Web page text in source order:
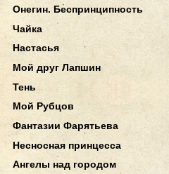
Онегин. Беспринципность
Чайка
Настасья
Мой друг Лапшин
Тень
Мой Рубцов
Фантазии Фарятьева
Несносная принцесса
Ангелы над городом